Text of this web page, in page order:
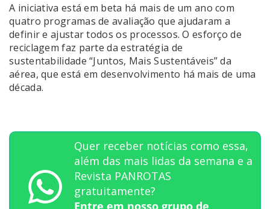
A iniciativa está em beta há mais de um ano com
quatro programas de avaliação que ajudaram a
definir e ajustar todos os processos. O esforço de
reciclagem faz parte da estratégia de
sustentabilidade “Juntos, Mais Sustentáveis” da
aérea, que está em desenvolvimento há mais de uma
década.
Quer receber notícias como essa,
além das mais lidas da semana e a
Revista PANROTAS
gratuitamente?
Entre em nosso grupo de